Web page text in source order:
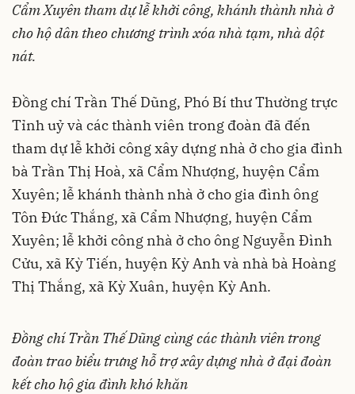
Cẩm Xuyên tham dự lễ khởi công, khánh thành nhà ở
cho hộ dân theo chương trình xóa nhà tạm, nhà dột
nát.
Đồng chí Trần Thế Dũng, Phó Bí thư Thường trực
Tỉnh uỷ và các thành viên trong đoàn đã đến
tham dự lễ khởi công xây dựng nhà ở cho gia đình
bà Trần Thị Hoà, xã Cẩm Nhượng, huyện Cẩm
Xuyên; lễ khánh thành nhà ở cho gia đình ông
Tôn Đức Thắng, xã Cẩm Nhượng, huyện Cẩm
Xuyên; lễ khởi công nhà ở cho ông Nguyễn Đình
Cửu, xã Kỳ Tiến, huyện Kỳ Anh và nhà bà Hoàng
Thị Thắng, xã Kỳ Xuân, huyện Kỳ Anh.
Đồng chí Trần Thế Dũng cùng các thành viên trong
đoàn trao biểu trưng hỗ trợ xây dựng nhà ở đại đoàn
kết cho hộ gia đình khó khăn